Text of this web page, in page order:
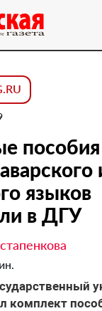
языков
в ДГУ
комплект